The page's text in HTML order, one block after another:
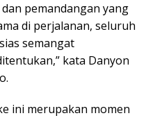
pemandangan yang
di perjalanan, seluruh
semangat
kata Danyon
ini merupakan momen